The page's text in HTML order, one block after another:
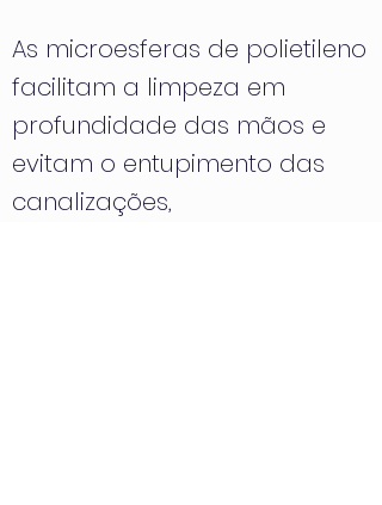
As microesferas de polietileno
facilitam a limpeza em
profundidade das mãos e
evitam o entupimento das
canalizações,